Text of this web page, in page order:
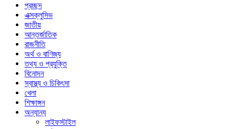
প্রচ্ছদ
এক্সক্লুসিভ
জাতীয়
আন্তর্জাতিক
রাজনীতি
অর্থ ও বাণিজ্য
তথ্য ও প্রযুক্তি
বিনোদন
স্বাস্থ্য ও চিকিৎসা
খেলা
শিক্ষাঙ্গন
অন্যান্য
লাইফস্টাইল